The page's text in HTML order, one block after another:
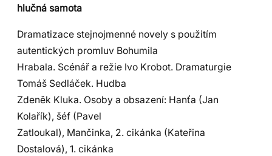
hlučná samota
Dramatizace stejnojmenné novely s použitím
autentických promluv Bohumila
Hrabala. Scénář a režie Ivo Krobot. Dramaturgie
Tomáš Sedláček. Hudba
Zdeněk Kluka. Osoby a obsazení: Hanťa (Jan
Kolařík), šéf (Pavel
Zatloukal), Mančinka, 2. cikánka (Kateřina
Dostalová), 1. cikánka